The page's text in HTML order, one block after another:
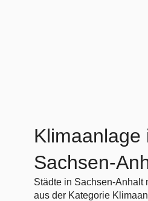
Klimaanlage
Sachsen-
Städte in Sachsen-Anhalt
aus der Kategorie